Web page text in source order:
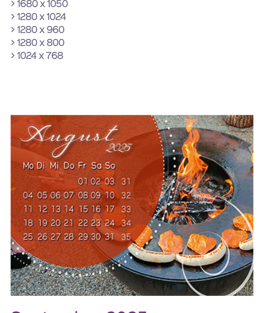
> 1680 x 1050
> 1280 x 1024
> 1280 x 960
> 1280 x 800
> 1024 x 768